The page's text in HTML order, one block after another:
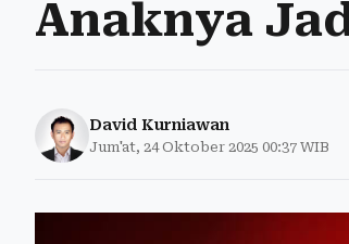
Anaknya
David Kurniawan
Jum'at, 24 Oktober 2025 00:37 WIB